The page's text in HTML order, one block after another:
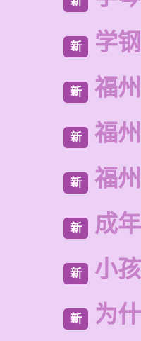
新 学
新 福
新 福
新 福
新 成
新 小
新 为